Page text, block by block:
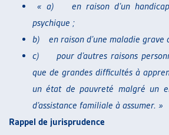
« a)en raison d’un
psychique ;
b) en raison d’une maladie
c) pour d’autres raisons
que de grandes difficultés à
un état de pauvreté malgré un
d’assistance familiale à assumer. »
Rappel de jurisprudence